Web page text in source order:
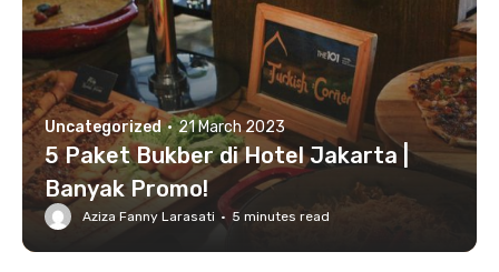
Uncategorized · 21 March 2023
5 Paket Bukber di Hotel Jakarta |
Banyak Promo!
Aziza Fanny Larasati · 5 minutes read